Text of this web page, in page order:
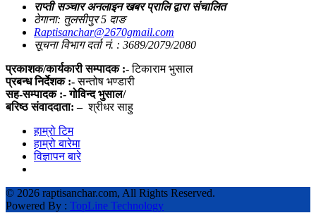
राप्ती सञ्चार अनलाइन खबर प्रालि द्वारा संचालित
ठेगाना: तुलसीपुर 5 दाङ
Raptisanchar@2670gmail.com
सूचना विभाग दर्ता नं. : 3689/2079/2080
प्रकाशक/कार्यकारी सम्पादक :-टिकाराम भुसाल
प्रबन्ध निर्देशक :-सन्तोष भण्डारी
सह-सम्पादक :- गोविन्द भुसाल/
बरिष्ठ संवाददाता: – श्रीधर साहु
हाम्रो टिम
हाम्रो बारेमा
विज्ञापन बारे
© 2026 raptisanchar.com, All Rights Reserved.
Powered By : TopLine Technology